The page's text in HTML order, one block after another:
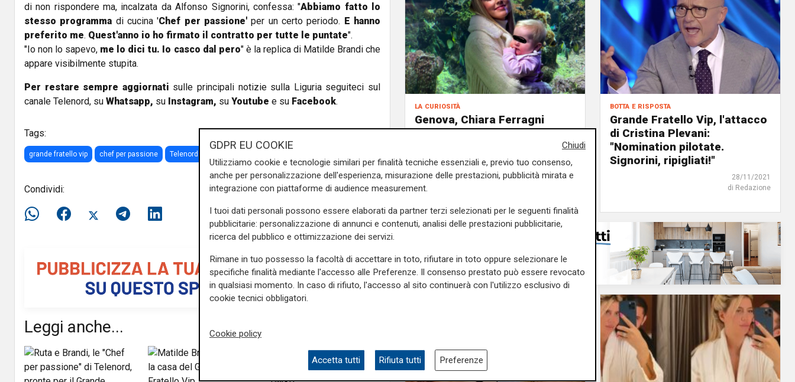
di non rispondere ma, incalzata da Alfonso Signorini, confessa: "Abbiamo fatto lo
stesso programma di cucina 'Chef per passione' per un certo periodo. E hanno
preferito me. Quest'anno io ho firmato il contratto per tutte le puntate".
"Io non lo sapevo, me lo dici tu. Io casco dal pero" è la replica di Matilde Brandi che
appare visibilmente stupita.
Per restare sempre aggiornati sulle principali notizie sulla Liguria seguiteci sul
canale Telenord, su Whatsapp, su Instagram, su Youtube e su Facebook.
Tags:
grande fratello vip chef per passione Telenord
Condividi:
Leggi anche...
la curiosità
Genova, Chiara Ferragni
porta i figli all'Acquario
03/12/2021
di Redazione
botta e risposta
Grande Fratello Vip, l'attacco
di Cristina Plevani:
"Nomination pilotate.
Signorini, ripigliati!"
28/11/2021
di Redazione
Chiudi
GDPR EU COOKIE
Utilizziamo cookie e tecnologie similari per finalità tecniche essenziali e, previo tuo consenso,
anche per personalizzazione dell'esperienza, misurazione delle prestazioni, pubblicità mirata e
integrazione con piattaforme di audience measurement.
I tuoi dati personali possono essere elaborati da partner terzi selezionati per le seguenti finalità
pubblicitarie: personalizzazione di annunci e contenuti, analisi delle prestazioni pubblicitarie,
ricerca del pubblico e ottimizzazione dei servizi.
Rimane in tuo possesso la facoltà di accettare in toto, rifiutare in toto oppure selezionare le
specifiche finalità mediante l'accesso alle Preferenze. Il consenso prestato può essere revocato
in qualsiasi momento. In caso di rifiuto, l'accesso al sito continuerà con l'utilizzo esclusivo di
cookie tecnici obbligatori.
Cookie policy
Accetta tutti Rifiuta tutti Preferenze